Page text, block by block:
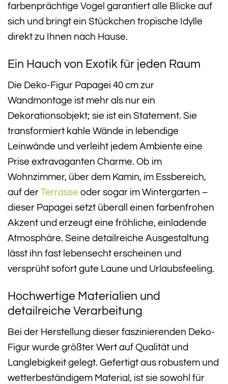
farbenprächtige Vogel garantiert alle Blicke auf
sich und bringt ein Stückchen tropische Idylle
direkt zu Ihnen nach Hause.
Ein Hauch von Exotik für jeden Raum
Die Deko-Figur Papagei 40 cm zur
Wandmontage ist mehr als nur ein
Dekorationsobjekt; sie ist ein Statement. Sie
transformiert kahle Wände in lebendige
Leinwände und verleiht jedem Ambiente eine
Prise extravaganten Charme. Ob im
Wohnzimmer, über dem Kamin, im Essbereich,
auf der Terrasse oder sogar im Wintergarten –
dieser Papagei setzt überall einen farbenfrohen
Akzent und erzeugt eine fröhliche, einladende
Atmosphäre. Seine detailreiche Ausgestaltung
lässt ihn fast lebensecht erscheinen und
versprüht sofort gute Laune und Urlaubsfeeling.
Hochwertige Materialien und
detailreiche Verarbeitung
Bei der Herstellung dieser faszinierenden Deko-
Figur wurde größter Wert auf Qualität und
Langlebigkeit gelegt. Gefertigt aus robustem und
wetterbeständigem Material, ist sie sowohl für